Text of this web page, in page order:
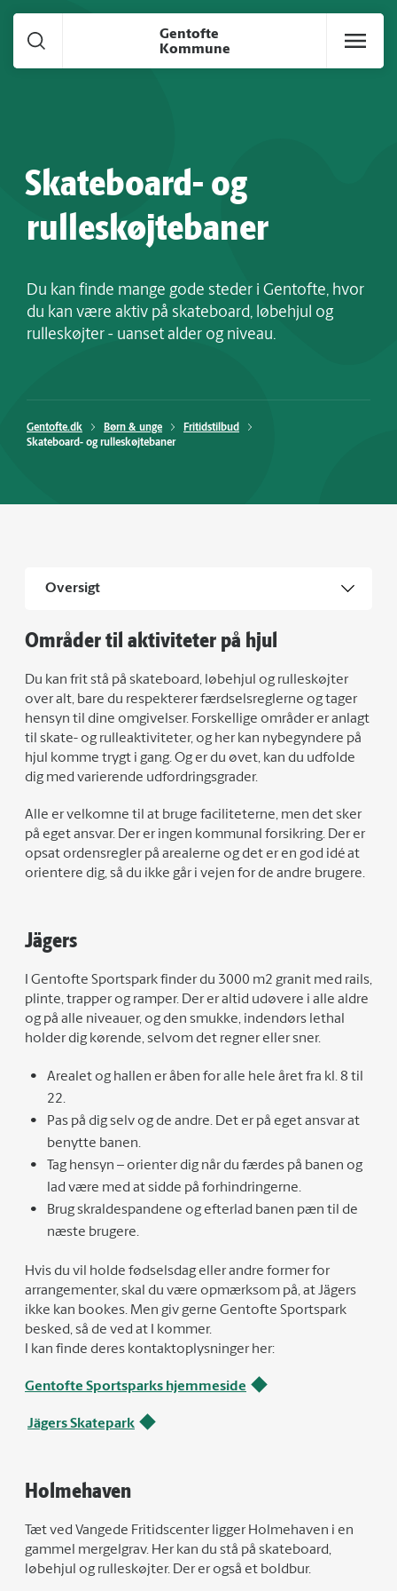
Gentofte
Kommune
Skateboard- og
rulleskøjtebaner
Du kan finde mange gode steder i Gentofte, hvor
du kan være aktiv på skateboard, løbehjul og
rulleskøjter - uanset alder og niveau.
Gentofte.dk Børn & unge
Fritidstilbud
Skateboard- og rulleskøjtebaner
Oversigt
Områder til aktiviteter på hjul
Du kan frit stå på skateboard, løbehjul og rulleskøjter
over alt, bare du respekterer færdselsreglerne og tager
hensyn til dine omgivelser. Forskellige områder er anlagt
til skate- og rulleaktiviteter, og her kan nybegyndere på
hjul komme trygt i gang. Og er du øvet, kan du udfolde
dig med varierende udfordringsgrader.
Alle er velkomne til at bruge faciliteterne, men det sker
på eget ansvar. Der er ingen kommunal forsikring. Der er
opsat ordensregler på arealerne og det er en god idé at
orientere dig, så du ikke går i vejen for de andre brugere.
Jägers
I Gentofte Sportspark finder du 3000 m2 granit med rails,
plinte, trapper og ramper. Der er altid udøvere i alle aldre
og på alle niveauer, og den smukke, indendørs lethal
holder dig kørende, selvom det regner eller sner.
Arealet og hallen er åben for alle hele året fra kl. 8 til
22.
Pas på dig selv og de andre. Det er på eget ansvar at
benytte banen.
Tag hensyn – orienter dig når du færdes på banen og
lad være med at sidde på forhindringerne.
Brug skraldespandene og efterlad banen pæn til de
næste brugere.
Hvis du vil holde fødselsdag eller andre former for
arrangementer, skal du være opmærksom på, at Jägers
ikke kan bookes. Men giv gerne Gentofte Sportspark
besked, så de ved at I kommer.
I kan finde deres kontaktoplysninger her:
Gentofte Sportsparks hjemmeside
Jägers Skatepark
Holmehaven
Tæt ved Vangede Fritidscenter ligger Holmehaven i en
gammel mergelgrav. Her kan du stå på skateboard,
løbehjul og rulleskøjter. Der er også et boldbur.